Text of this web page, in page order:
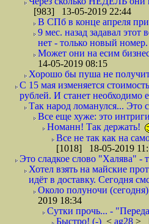
[983] 13-05-2019 22:44
В СПб в конце апреля
9 мес. назад задавал
нет - только новый
Может они на есим
14-05-2019 08:15
Хорошо бы пуша не
С 15 мая изменяется
рублей. И станет необходимо
Так народ ломанулся... Это
Все еще хуже: это
Номанн! Так держать!
Все не так как на
[1018] 18-05-2019
Это сладкое слово "Халява"
Хотел взять на майские
идёт в доставку. Сегодня
Около полуночи (сегодня)
2019 18:34
Сутки прочь... -
Быстро! (-) < ag28 >